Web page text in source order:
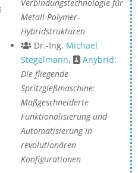
Verbindungstechnologie für
Metall-Polymer-
Hybridstrukturen
Dr.-Ing. Michael
Stegelmann, Anybrid:
Die fliegende
Spritzgießmaschine:
Maßgeschneiderte
Funktionalisierung und
Automatisierung in
revolutionären
Konfigurationen